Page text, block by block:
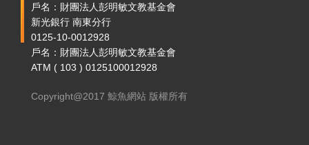
戶名：財團法人彭明敏文教基金會
新光銀行 南東分行
0125-10-0012928
戶名：財團法人彭明敏文教基金會
ATM ( 103 ) 0125100012928
Copyright@2017 鯨魚網站 版權所有